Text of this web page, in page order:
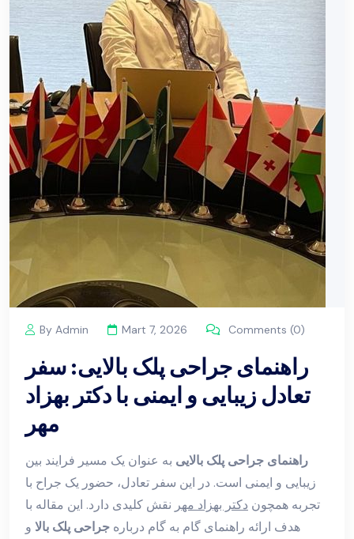
By Admin Mart 7, 2026 Comments (0)
راهنمای جراحی پلک بالایی: سفر
تعادل زیبایی و ایمنی با دکتر بهزاد
مهر
راهنمای جراحی پلک بالایی به عنوان یک مسیر فرایند بین
زیبایی و ایمنی است. در این سفر تعادل، حضور یک جراح با
تجربه همچون دکتر بهزاد مهر نقش کلیدی دارد. این مقاله با
هدف ارائه راهنمای گام به گام درباره جراحی پلک بالا و